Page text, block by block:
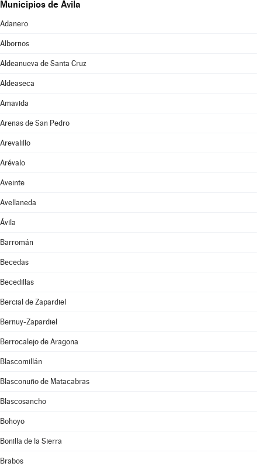
Municipios de Ávila
Adanero
Albornos
Aldeanueva de Santa Cruz
Aldeaseca
Amavida
Arenas de San Pedro
Arevalillo
Arévalo
Aveinte
Avellaneda
Ávila
Barromán
Becedas
Becedillas
Bercial de Zapardiel
Bernuy-Zapardiel
Berrocalejo de Aragona
Blascomillán
Blasconuño de Matacabras
Blascosancho
Bohoyo
Bonilla de la Sierra
Brabos